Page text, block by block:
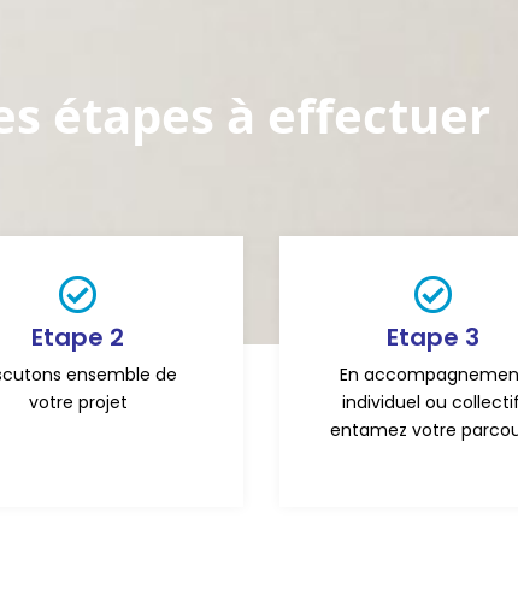
étapes à effectuer
Etape 2
ensemble de
votre projet
Etape 3
En
individuel ou
entamez votre